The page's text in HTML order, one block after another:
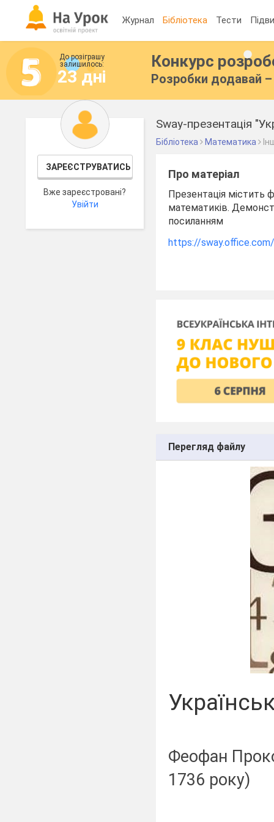
Журнал Бібліотека Тести
До розіграшу
залишилось:
23 дні
Конкурс
Розробки додавай –
ЗАРЕЄСТРУВАТИСЬ
Вже зареєстровані?
Увійти
Sway-презентація
Бібліотека Математика
Про матеріал
Презентація містить
математиків.
посиланням
https://
Перегляд файлу
Феофан
1736 року)